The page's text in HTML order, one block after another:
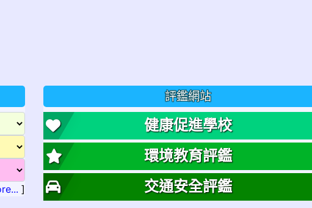
]
評鑑網站
健康促進學校
環境教育評鑑
交通安全評鑑